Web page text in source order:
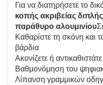
Για να διατηρήσετε το
κοπής ακριβείας
παράθυρο αλουμινίου
Καθαρίστε τη σκόνη και
βάρδια
Ακονίζετε ή
Βαθμονόμηση του
Λίπανση γραμμικών